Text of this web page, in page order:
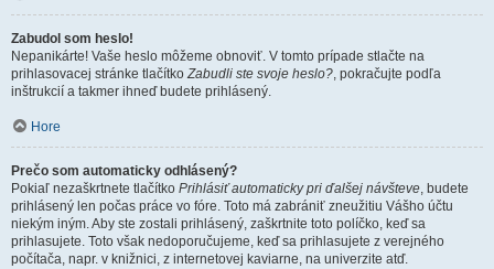
Zabudol som heslo!
Nepanikárte! Vaše heslo môžeme obnoviť. V tomto prípade stlačte na
prihlasovacej stránke tlačítkoZabudli ste svoje heslo?, pokračujte podľa
inštrukcií a takmer ihneď budete prihlásený.
Hore
Prečo som automaticky odhlásený?
Pokiaľ nezaškrtnete tlačítko Prihlásiť automaticky pri ďalšej návšteve, budete
prihlásený len počas práce vo fóre. Toto má zabrániť zneužitiu Vášho účtu
niekým iným. Aby ste zostali prihlásený, zaškrtnite toto políčko, keď sa
prihlasujete. Toto však nedoporučujeme, keď sa prihlasujete z verejného
počítača, napr. v knižnici, z internetovej kaviarne, na univerzite atď.